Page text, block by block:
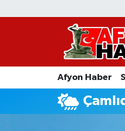
Afyon Haber
Afyon Haber
Spor
Asayiş Yaşam